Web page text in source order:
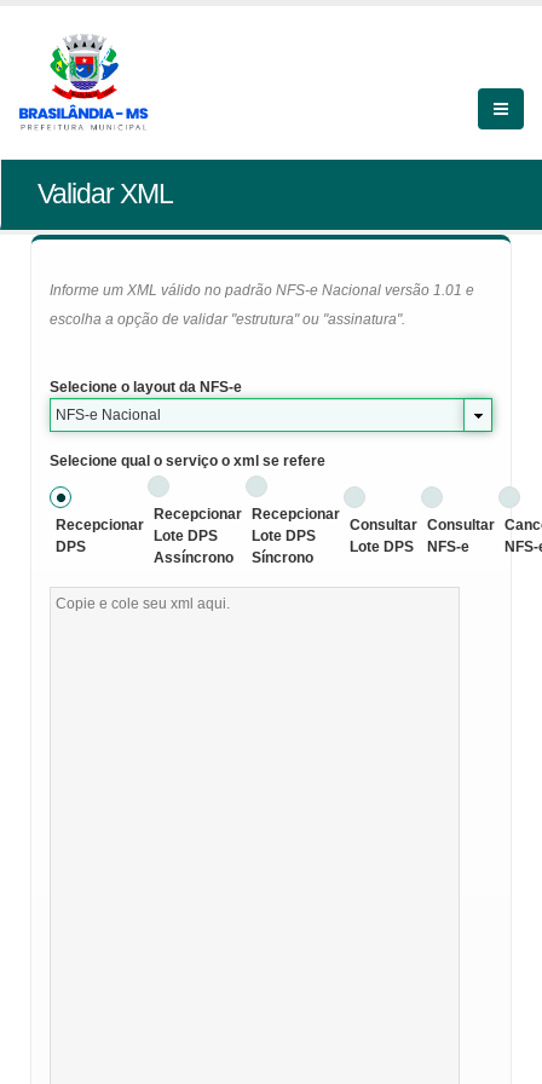
Validar XML
Informe um XML válido no padrão NFS-e Nacional versão 1.01 e
escolha a opção de validar "estrutura" ou "assinatura".
Selecione o layout da NFS-e
NFS-e Nacional
Selecione qual o serviço o xml se refere
Recepcionar
DPS
Recepcionar
Lote DPS
Assíncrono
Recepcionar
Lote DPS
Síncrono
Consultar
Lote DPS
Consultar
NFS-e
NFS-